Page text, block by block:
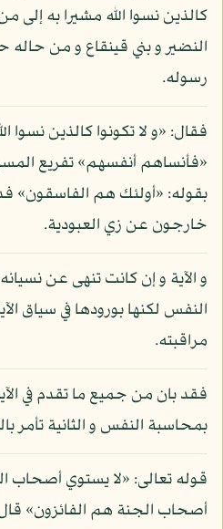
كالذين نسوا الله مشيرا به
النضير و بني قينقاع و من حاله
رسوله.
فقال: «و لا تكونوا كالذين نسوا
«فأنساهم أنفسهم» تفريع
بقوله: «أولئك هم الفاسقون»
خارجون عن زي العبودية.
و الآية و إن كانت تنهى عن
النفس لكنها بورودها في سياق
مراقبته.
فقد بان من جميع ما تقدم في
بمحاسبة النفس و الثانية تأمر
قوله تعالى: «لا يستوي أصحاب
أصحاب الجنة هم الفائزون»